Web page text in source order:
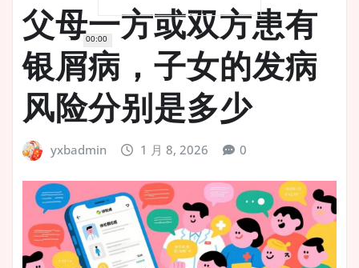
00:00
父母一方或双方患有
银屑病，子女的发病
风险分别是多少
yxbadmin 1 月 8, 2026 0